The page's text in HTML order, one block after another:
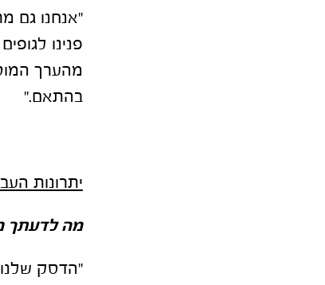
פנינו
מהערך
בהתאם."
יתרונות
מה לדעתך